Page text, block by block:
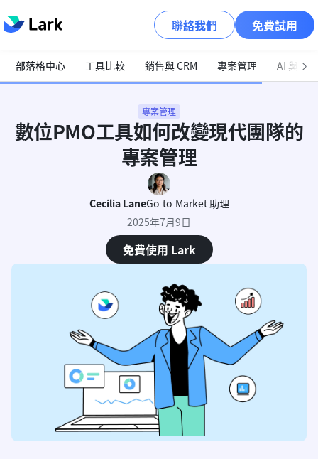
聯絡我們 免費試用
部落格中心 工具比較 銷售與 CRM 專案管理 AI 與自
專案管理
數位PMO工具如何改變現代團隊的
專案管理
Cecilia LaneGo-to-Market 助理
2025年7月9日
免費使用 Lark
什麼是PMO工具，為什麼它們比以往任何時候都更